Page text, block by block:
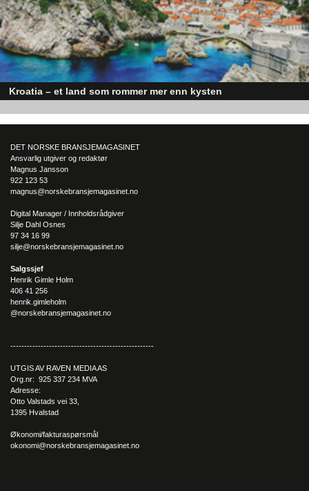
Kroatia – et land som rommer mer enn kysten
DET NORSKE BRANSJEMAGASINET
Ansvarlig utgiver og redaktør
Magnus Jansson
922 123 53
magnus@norskebransjemagasinet.no
Digital Manager / Innholdsrådgiver
Silje Dahl Osnes
97 34 16 99
silje@norskebransjemagasinet.no
Salgssjef
Henrik Gimle Holm
406 41 256
henrik.gimleholm
@norskebransjemagasinet.no
----------------------------------------------------
UTGIS AV RAVEN MEDIA AS
Org.nr: 925 337 234 MVA
Adresse:
Otto Valstads vei 33,
1395 Hvalstad
Økonomi/fakturaspørsmål
okonomi@norskebransjemagasinet.no